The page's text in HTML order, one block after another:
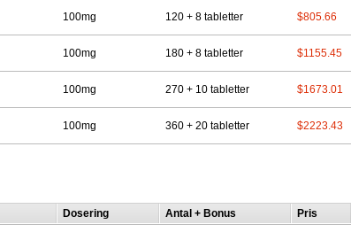
100mg 120 + 8 tabletter $805.66
100mg 180 + 8 tabletter $1155.45
100mg 270 + 10 tabletter $1673.01
100mg 360 + 20 tabletter $2223.43
Dosering Antal + Bonus Pris